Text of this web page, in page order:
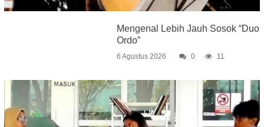
Mengenal Lebih Jauh Sosok “Duo
Ordo”
6 Agustus 2026 0 11